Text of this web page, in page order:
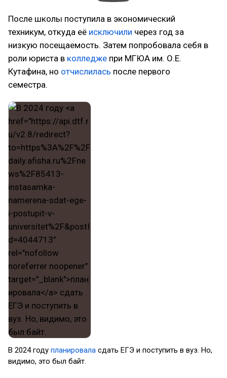
После школы поступила в экономический
техникум, откуда её исключили через год за
низкую посещаемость. Затем попробовала себя в
роли юриста в колледже при МГЮА им. О.Е.
Кутафина, но отчислилась после первого
семестра.
В 2024 году планировала сдать ЕГЭ и поступить в вуз. Но,
видимо, это был байт.